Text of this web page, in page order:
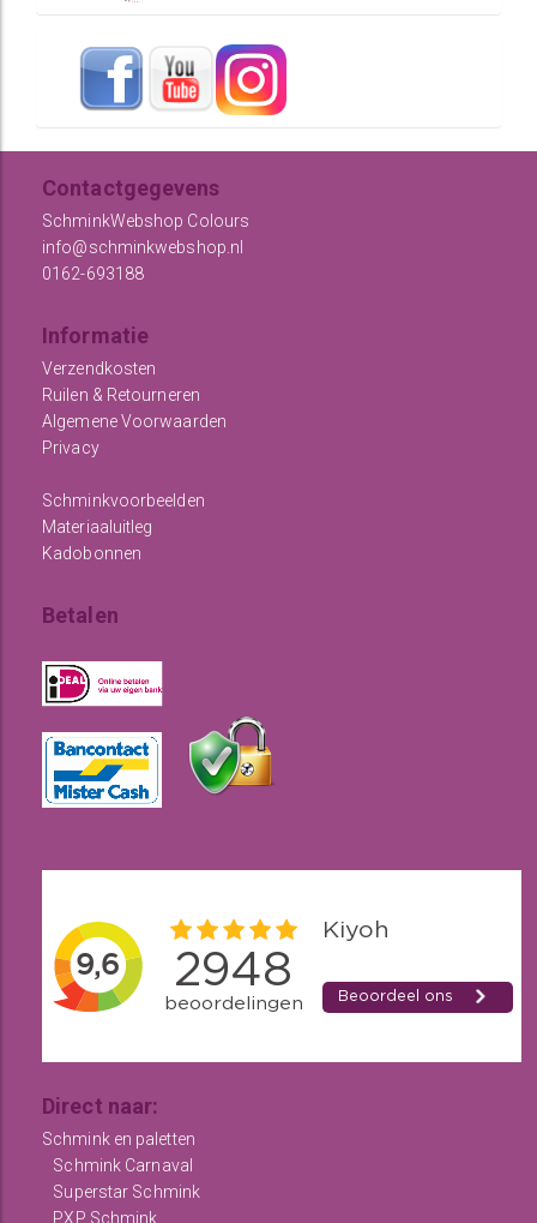
Contactgegevens
SchminkWebshop Colours
info@schminkwebshop.nl
0162-693188
Informatie
Verzendkosten
Ruilen & Retourneren
Algemene Voorwaarden
Privacy
Schminkvoorbeelden
Materiaaluitleg
Kadobonnen
Betalen
Direct naar:
Schmink en paletten
Schmink Carnaval
Superstar Schmink
PXP Schmink